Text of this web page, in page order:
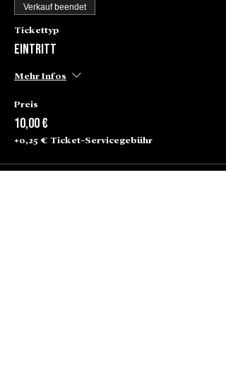
Verkauf beendet
Tickettyp
Eintritt
Mehr Infos
Preis
10,00 €
+0,25 € Ticket-Servicegebühr